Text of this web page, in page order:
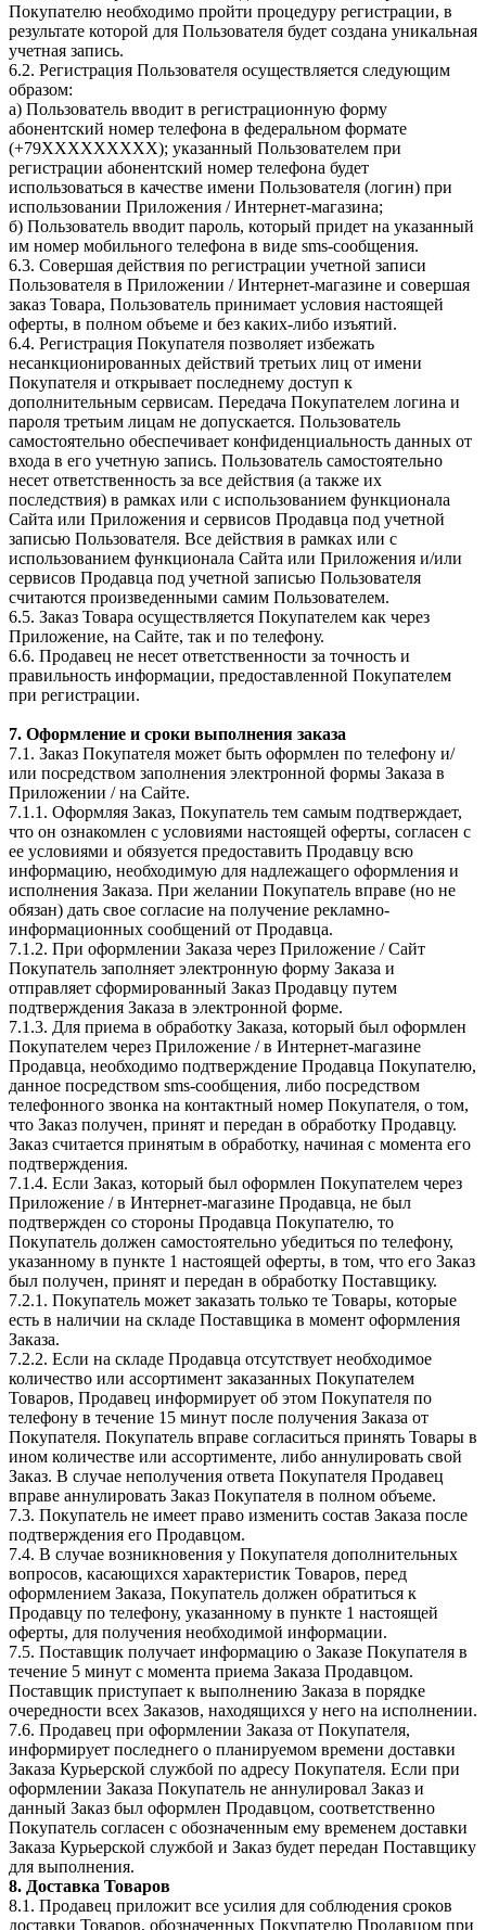
Покупателю необходимо пройти процедуру регистрации, в
результате которой для Пользователя будет создана уникальная
учетная запись.
6.2. Регистрация Пользователя осуществляется следующим
образом:
а) Пользователь вводит в регистрационную форму
абонентский номер телефона в федеральном формате
(+79ХХХХХХХХХ); указанный Пользователем при
регистрации абонентский номер телефона будет
использоваться в качестве имени Пользователя (логин) при
использовании Приложения / Интернет-магазина;
б) Пользователь вводит пароль, который придет на указанный
им номер мобильного телефона в виде sms-сообщения.
6.3. Совершая действия по регистрации учетной записи
Пользователя в Приложении / Интернет-магазине и совершая
заказ Товара, Пользователь принимает условия настоящей
оферты, в полном объеме и без каких-либо изъятий.
6.4. Регистрация Покупателя позволяет избежать
несанкционированных действий третьих лиц от имени
Покупателя и открывает последнему доступ к
дополнительным сервисам. Передача Покупателем логина и
пароля третьим лицам не допускается. Пользователь
самостоятельно обеспечивает конфиденциальность данных от
входа в его учетную запись. Пользователь самостоятельно
несет ответственность за все действия (а также их
последствия) в рамках или с использованием функционала
Сайта или Приложения и сервисов Продавца под учетной
записью Пользователя. Все действия в рамках или с
использованием функционала Сайта или Приложения и/или
сервисов Продавца под учетной записью Пользователя
считаются произведенными самим Пользователем.
6.5. Заказ Товара осуществляется Покупателем как через
Приложение, на Сайте, так и по телефону.
6.6. Продавец не несет ответственности за точность и
правильность информации, предоставленной Покупателем
при регистрации.
7. Оформление и сроки выполнения заказа
7.1. Заказ Покупателя может быть оформлен по телефону и/
или посредством заполнения электронной формы Заказа в
Приложении / на Сайте.
7.1.1. Оформляя Заказ, Покупатель тем самым подтверждает,
что он ознакомлен с условиями настоящей оферты, согласен с
ее условиями и обязуется предоставить Продавцу всю
информацию, необходимую для надлежащего оформления и
исполнения Заказа. При желании Покупатель вправе (но не
обязан) дать свое согласие на получение рекламно-
информационных сообщений от Продавца.
7.1.2. При оформлении Заказа через Приложение / Сайт
Покупатель заполняет электронную форму Заказа и
отправляет сформированный Заказ Продавцу путем
подтверждения Заказа в электронной форме.
7.1.3. Для приема в обработку Заказа, который был оформлен
Покупателем через Приложение / в Интернет-магазине
Продавца, необходимо подтверждение Продавца Покупателю,
данное посредством sms-сообщения, либо посредством
телефонного звонка на контактный номер Покупателя, о том,
что Заказ получен, принят и передан в обработку Продавцу.
Заказ считается принятым в обработку, начиная с момента его
подтверждения.
7.1.4. Если Заказ, который был оформлен Покупателем через
Приложение / в Интернет-магазине Продавца, не был
подтвержден со стороны Продавца Покупателю, то
Покупатель должен самостоятельно убедиться по телефону,
указанному в пункте 1 настоящей оферты, в том, что его Заказ
был получен, принят и передан в обработку Поставщику.
7.2.1. Покупатель может заказать только те Товары, которые
есть в наличии на складе Поставщика в момент оформления
Заказа.
7.2.2. Если на складе Продавца отсутствует необходимое
количество или ассортимент заказанных Покупателем
Товаров, Продавец информирует об этом Покупателя по
телефону в течение 15 минут после получения Заказа от
Покупателя. Покупатель вправе согласиться принять Товары в
ином количестве или ассортименте, либо аннулировать свой
Заказ. В случае неполучения ответа Покупателя Продавец
вправе аннулировать Заказ Покупателя в полном объеме.
7.3. Покупатель не имеет право изменить состав Заказа после
подтверждения его Продавцом.
7.4. В случае возникновения у Покупателя дополнительных
вопросов, касающихся характеристик Товаров, перед
оформлением Заказа, Покупатель должен обратиться к
Продавцу по телефону, указанному в пункте 1 настоящей
оферты, для получения необходимой информации.
7.5. Поставщик получает информацию о Заказе Покупателя в
течение 5 минут с момента приема Заказа Продавцом.
Поставщик приступает к выполнению Заказа в порядке
очередности всех Заказов, находящихся у него на исполнении.
7.6. Продавец при оформлении Заказа от Покупателя,
информирует последнего о планируемом времени доставки
Заказа Курьерской службой по адресу Покупателя. Если при
оформлении Заказа Покупатель не аннулировал Заказ и
данный Заказ был оформлен Продавцом, соответственно
Покупатель согласен с обозначенным ему временем доставки
Заказа Курьерской службой и Заказ будет передан Поставщику
для выполнения.
8. Доставка Товаров
8.1. Продавец приложит все усилия для соблюдения сроков
доставки Товаров, обозначенных Покупателю Продавцом при